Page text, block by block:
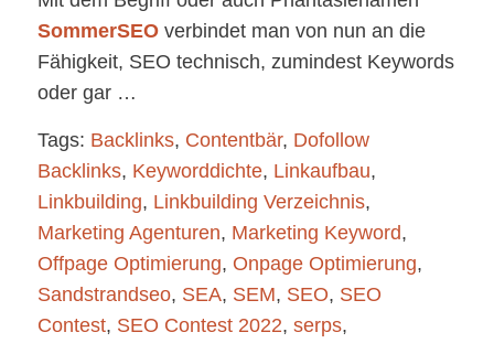
SommerSEOverbindet man von nun an die
Fähigkeit, SEO technisch, zumindest Keywords
oder gar …
Tags: Backlinks, Contentbär, Dofollow
Backlinks, Keyworddichte, Linkaufbau,
Linkbuilding, Linkbuilding Verzeichnis,
Marketing Agenturen, Marketing Keyword,
Offpage Optimierung, Onpage Optimierung,
Sandstrandseo, SEA, SEM, SEO, SEO
Contest, SEO Contest 2022, serps,